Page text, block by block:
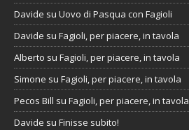
Davide su Uovo di Pasqua con Fagioli
Davide su Fagioli, per piacere, in tavola
Alberto su Fagioli, per piacere, in tavola
Simone su Fagioli, per piacere, in tavola
Pecos Bill su Fagioli, per piacere, in tavola
Davide su Finisse subito!